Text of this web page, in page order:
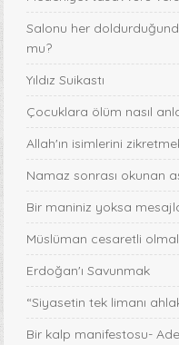
Salonu her
mu?
Yıldız Suikastı
Çocuklara ölüm nasıl
Allah'ın isimlerini
Namaz sonrası okunan
Bir maniniz yoksa
Müslüman cesaretli
Erdoğan'ı Savunmak
“Siyasetin tek limanı
Bir kalp manifestosu-